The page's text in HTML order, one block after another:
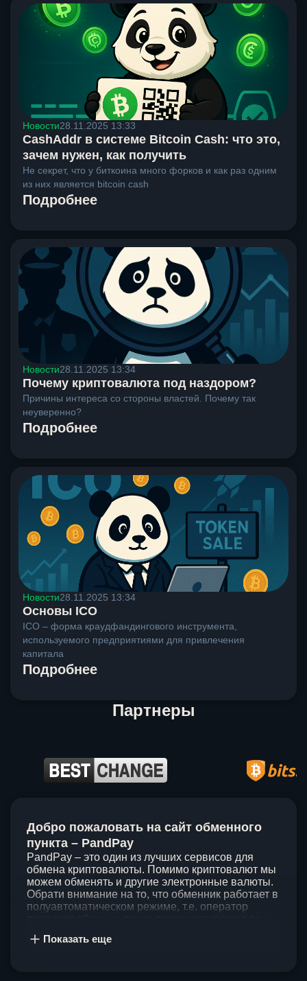
Новости28.11.2025 13:33
CashAddr в системе Bitcoin Cash: что это,
зачем нужен, как получить
Не секрет, что у биткоина много форков и как раз одним
из них является bitcoin cash
Подробнее
Новости28.11.2025 13:34
Почему криптовалюта под наздором?
Причины интереса со стороны властей. Почему так
неуверенно?
Подробнее
Новости28.11.2025 13:34
Основы ICO
ICO – форма краудфандингового инструмента,
используемого предприятиями для привлечения
капитала
Подробнее
Партнеры
Добро пожаловать на сайт обменного
пункта – PandPay
PandPay – это один из лучших сервисов для
обмена криптовалюты. Помимо криптовалют мы
можем обменять и другие электронные валюты.
Обрати внимание на то, что обменник работает в
полуавтоматическом режиме, т.е. оператор
клиентов, поэтому стараемся проводить обмены
Показать еще